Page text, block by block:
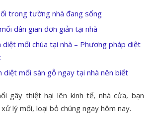
trong tường nhà đang sống
dân gian đơn giản tại nhà
diệt mối chúa tại nhà – Phương pháp diệt
diệt mối sàn gỗ ngay tại nhà nên biết
gây thiệt hại lên kinh tế, nhà cửa, bạn
lý mối, loại bỏ chúng ngay hôm nay.